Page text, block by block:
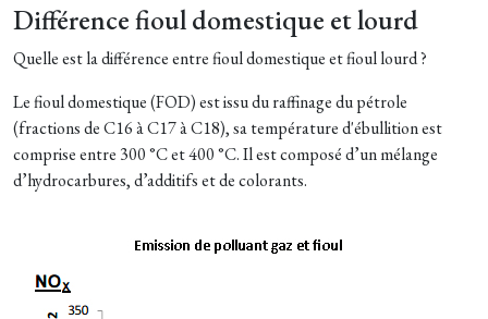
Différence fioul domestique et lourd
Quelle est la différence entre fioul domestique et fioul lourd ?
Le fioul domestique (FOD) est issu du raffinage du pétrole
(fractions de C16 à C17 à C18), sa température d'ébullition est
comprise entre 300 °C et 400 °C. Il est composé d’un mélange
d’hydrocarbures, d’additifs et de colorants.